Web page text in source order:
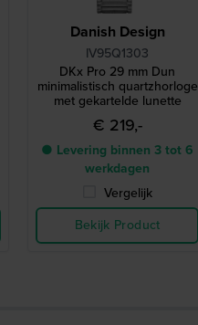
Danish Design
IV95Q1303
DKx Pro 29 mm Dun
minimalistisch quartzhorloge
met gekartelde lunette
€ 219,-
● Levering binnen 3 tot 6
werkdagen
Vergelijk
Bekijk Product